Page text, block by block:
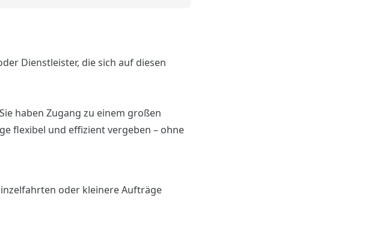
Dienstleister, die sich auf diesen
haben Zugang zu einem großen
flexibel und effizient vergeben – ohne
oder kleinere Aufträge